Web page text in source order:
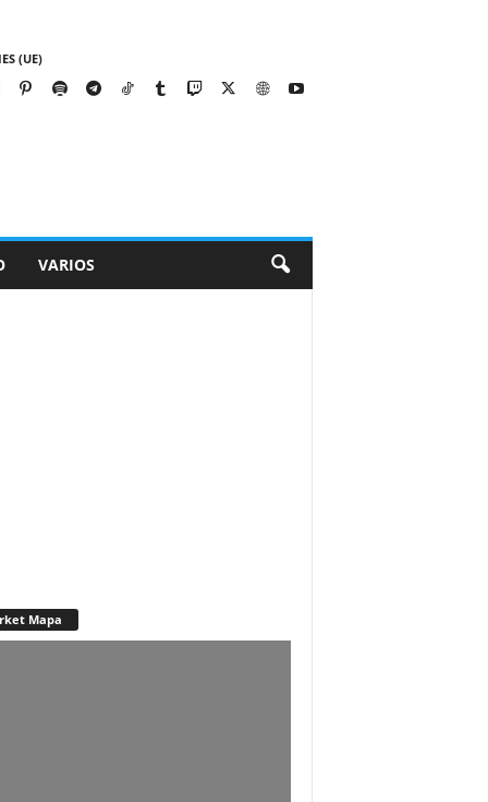
(UE)
VARIOS
Mapa